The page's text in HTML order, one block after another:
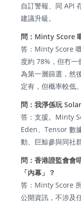
自訂警報、同 API
建議升級。
問：Minty Score
答：Minty Score
度約 78%，但冇
為第一層篩選，然
定有，但概率較低。
問：我淨係玩
答：支援。Minty
Eden、Tensor 數
動、巨鯨參與同社
問：香港證監會會
「內幕」？
答：Minty Score
公開資訊，不涉及